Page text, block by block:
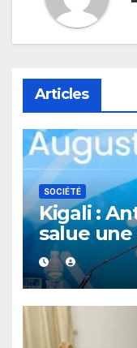
Articles
SOCIÉTÉ
Kigali :
salue
au
femmes